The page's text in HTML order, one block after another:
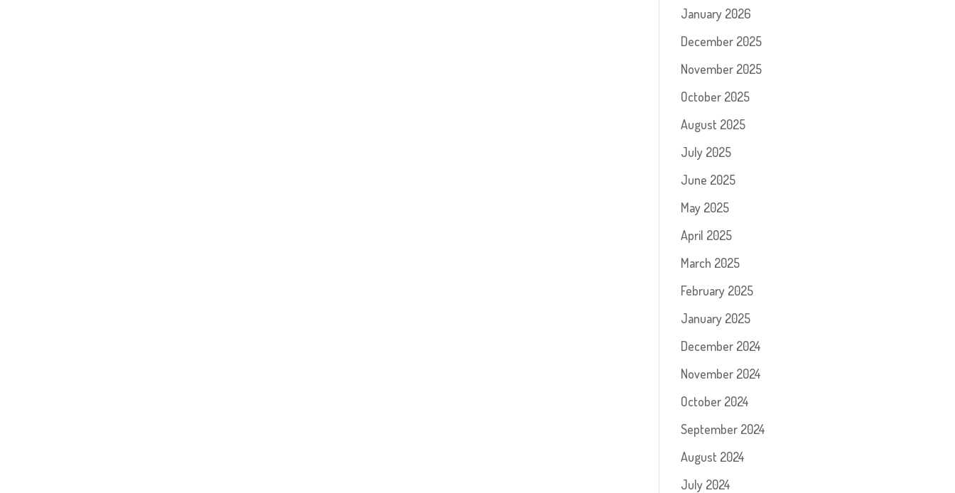
January 2026
December 2025
November 2025
October 2025
August 2025
July 2025
June 2025
May 2025
April 2025
March 2025
February 2025
January 2025
December 2024
November 2024
October 2024
September 2024
August 2024
July 2024